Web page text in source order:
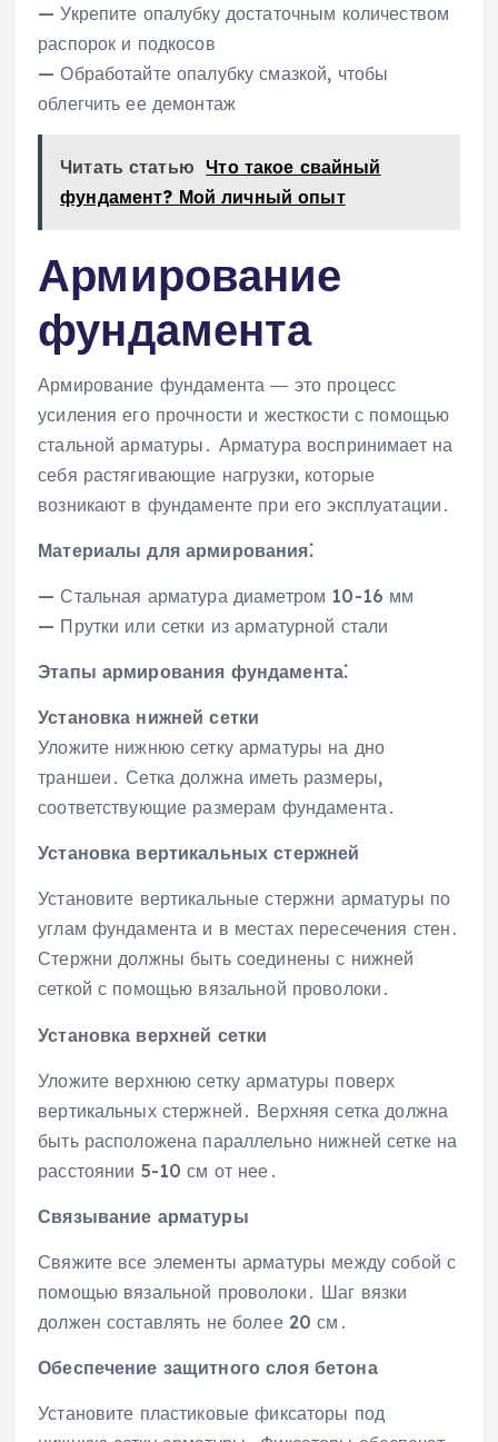
— Укрепите опалубку достаточным количеством
распорок и подкосов
— Обработайте опалубку смазкой‚ чтобы
облегчить ее демонтаж
Читать статью Что такое свайный
фундамент? Мой личный опыт
Армирование
фундамента
Армирование фундамента ― это процесс
усиления его прочности и жесткости с помощью
стальной арматуры․ Арматура воспринимает на
себя растягивающие нагрузки‚ которые
возникают в фундаменте при его эксплуатации․
Материалы для армирования⁚
— Стальная арматура диаметром 10-16 мм
— Прутки или сетки из арматурной стали
Этапы армирования фундамента⁚
Установка нижней сетки
Уложите нижнюю сетку арматуры на дно
траншеи․ Сетка должна иметь размеры‚
соответствующие размерам фундамента․
Установка вертикальных стержней
Установите вертикальные стержни арматуры по
углам фундамента и в местах пересечения стен․
Стержни должны быть соединены с нижней
сеткой с помощью вязальной проволоки․
Установка верхней сетки
Уложите верхнюю сетку арматуры поверх
вертикальных стержней․ Верхняя сетка должна
быть расположена параллельно нижней сетке на
расстоянии 5-10 см от нее․
Связывание арматуры
Свяжите все элементы арматуры между собой с
помощью вязальной проволоки․ Шаг вязки
должен составлять не более 20 см․
Обеспечение защитного слоя бетона
Установите пластиковые фиксаторы под